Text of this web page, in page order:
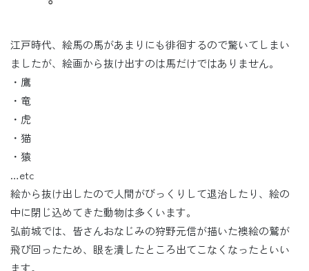
江戸時代、絵馬の馬があまりにも徘徊するので驚いてしまい
ましたが、絵画から抜け出すのは馬だけではありません。
・鷹
・竜
・虎
・猫
・猿
…etc
絵から抜け出したので人間がびっくりして退治したり、絵の
中に閉じ込めてきた動物は多くいます。
弘前城では、皆さんおなじみの狩野元信が描いた襖絵の鷲が
飛び回ったため、眼を潰したところ出てこなくなったといい
ます。